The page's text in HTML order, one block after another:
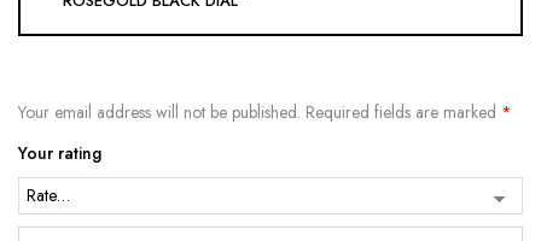
Your email address will not be published. Required fields are marked *
Your rating